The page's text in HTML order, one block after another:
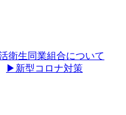
衛生同業組合について
▶︎新型コロナ対策